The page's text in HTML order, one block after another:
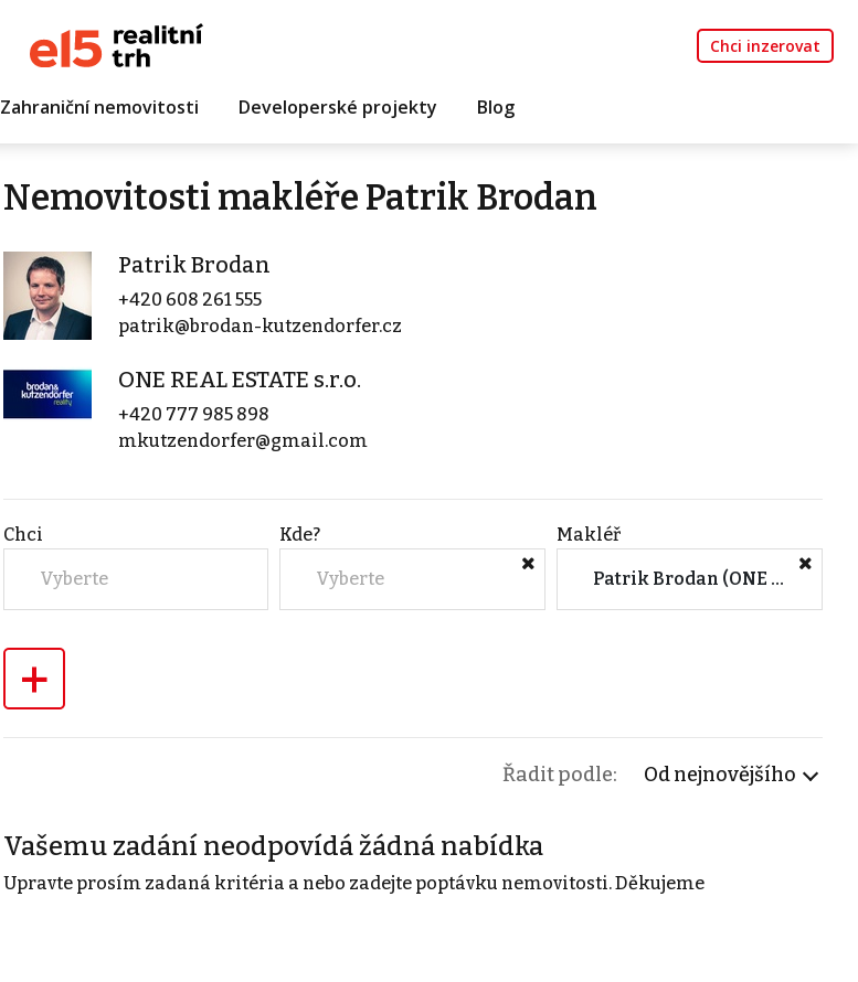
Chci inzerovat
Zahraniční nemovitosti Developerské projekty Blog
Nemovitosti makléře Patrik Brodan
Patrik Brodan
+420 608 261 555
patrik@brodan-kutzendorfer.cz
ONE REAL ESTATE s.r.o.
+420 777 985 898
mkutzendorfer@gmail.com
Chci
Vyberte
Kde?
Vyberte
Makléř
Patrik Brodan (ONE REAL ESTATE s.r.o.)
+
Řadit podle: Od nejnovějšího
Vašemu zadání neodpovídá žádná nabídka
Upravte prosím zadaná kritéria a nebo zadejte poptávku nemovitosti. Děkujeme